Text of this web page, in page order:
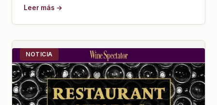
Leer más →
NOTICIA